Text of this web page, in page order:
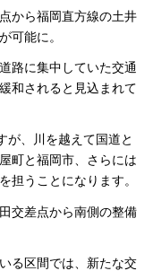
から福岡直方線の土井
可能に。
路に集中していた交通
和されると見込まれて
、川を越えて国道と
町と福岡市、さらには
担うことになります。
交差点から南側の整備
る区間では、新たな交